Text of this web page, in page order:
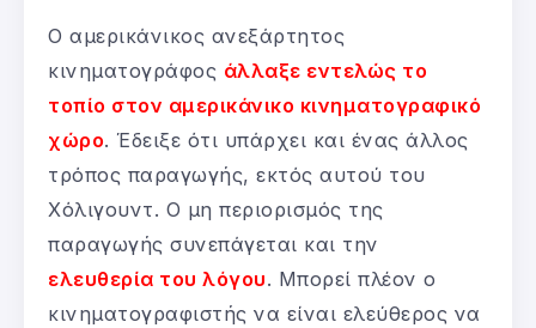
Ο αμερικάνικος ανεξάρτητος
κινηματογράφος άλλαξε εντελώς το
τοπίο στον αμερικάνικο κινηματογραφικό
χώρο. Έδειξε ότι υπάρχει και ένας άλλος
τρόπος παραγωγής, εκτός αυτού του
Χόλιγουντ. Ο μη περιορισμός της
παραγωγής συνεπάγεται και την
ελευθερία του λόγου. Μπορεί πλέον ο
κινηματογραφιστής να είναι ελεύθερος να